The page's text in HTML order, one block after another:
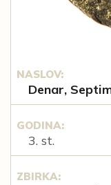
NASLOV:
Denar,
GODINA:
3. st.
ZBIRKA: